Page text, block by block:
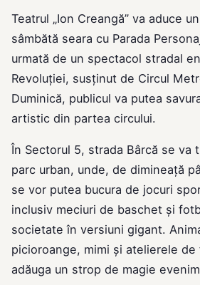
Teatrul „Ion Creangă” va aduce
sâmbătă seara cu Parada
urmată de un spectacol stradal
Revoluţiei, susținut de Circul
Duminică, publicul va putea
artistic din partea circului.
În Sectorul 5, strada Bârcă se va
parc urban, unde, de dimineață
se vor putea bucura de jocuri
inclusiv meciuri de baschet și
societate în versiuni gigant.
picioroange, mimi și atelierele
adăuga un strop de magie